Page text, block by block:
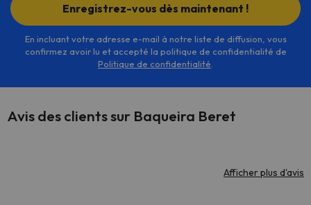
Enregistrez-vous dès maintenant !
En incluant votre adresse e-mail à notre liste de diffusion, vous
confirmez avoir lu et accepté la politique de confidentialité de
Politique de confidentialité
Avis des clients sur Baqueira Beret
Afficher plus d'avis